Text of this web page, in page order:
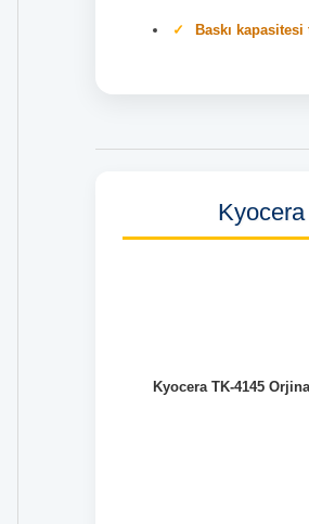
Baskı
Kyocera TK-4145